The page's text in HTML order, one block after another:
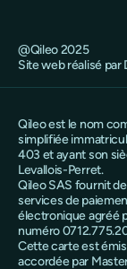
@Qileo 2025
Site web réalisé par
Qileo est le nom
simplifiée
403 et ayant son
Levallois-Perret.
Qileo SAS fournit
services de
électronique agréé
numéro
Cette carte est
accordée par